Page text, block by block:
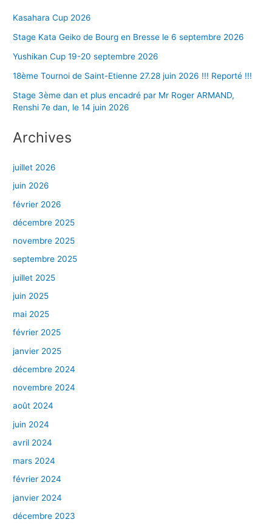
Kasahara Cup 2026
Stage Kata Geiko de Bourg en Bresse le 6 septembre 2026
Yushikan Cup 19-20 septembre 2026
18ème Tournoi de Saint-Etienne 27.28 juin 2026 !!! Reporté !!!
Stage 3ème dan et plus encadré par Mr Roger ARMAND,
Renshi 7e dan, le 14 juin 2026
Archives
juillet 2026
juin 2026
février 2026
décembre 2025
novembre 2025
septembre 2025
juillet 2025
juin 2025
mai 2025
février 2025
janvier 2025
décembre 2024
novembre 2024
août 2024
juin 2024
avril 2024
mars 2024
février 2024
janvier 2024
décembre 2023